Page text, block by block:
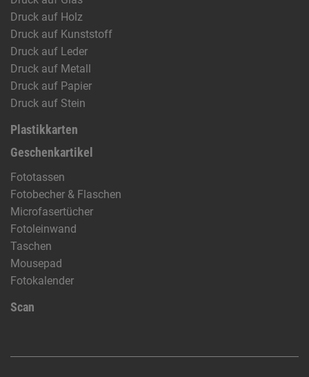
Druck auf Holz
Druck auf Kunststoff
Druck auf Leder
Druck auf Metall
Druck auf Papier
Druck auf Stein
Plastikkarten
Geschenkartikel
Fototassen
Fotobecher & Flaschen
Microfasertücher
Fotoleinwand
Taschen
Mousepad
Fotokalender
Scan